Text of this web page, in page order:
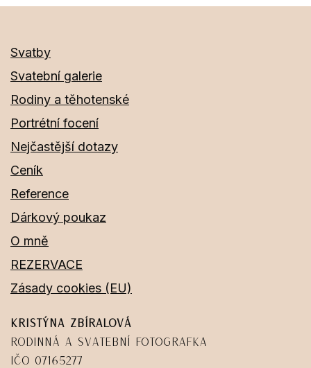
Svatby
Svatební galerie
Rodiny a těhotenské
Portrétní focení
Nejčastější dotazy
Ceník
Reference
Dárkový poukaz
O mně
REZERVACE
Zásady cookies (EU)
Kristýna Zbíralová
Rodinná a svatební fotografka
IČO 07165277